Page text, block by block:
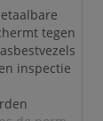
droge
chemische
tegen
inspectie